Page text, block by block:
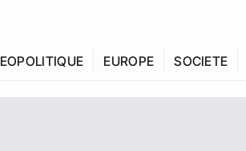
EUROPE SOCIETE